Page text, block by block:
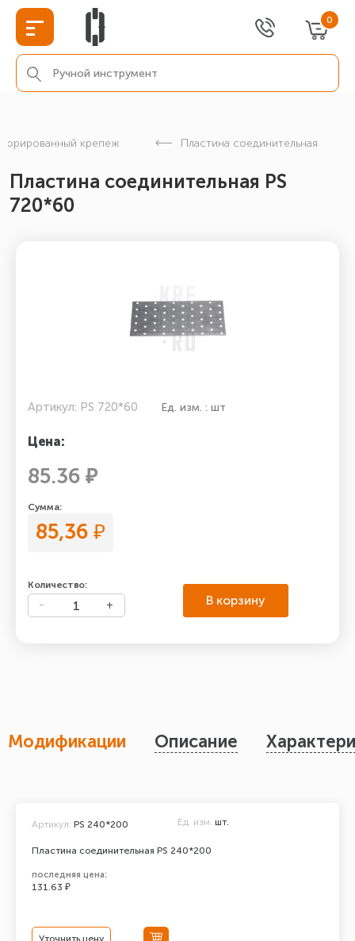
0
крепеж Пластина соединительная
Пластина соединительная PS
720*60
Артикул: PS 720*60 Ед. изм. : шт
Цена:
85.36 ₽
Сумма:
85,36 ₽
Количество:
В корзину
Модификации Описание
Пластина соединительная PS 240*200
Артикул: PS 240*200 Ед. изм. шт.
последняя цена:
131.63 ₽
Уточнить цену